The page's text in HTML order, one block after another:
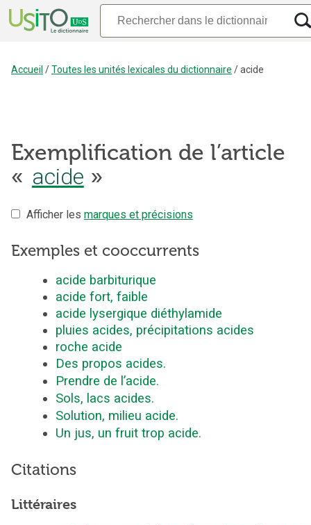
Accueil /Toutes les unités lexicales du dictionnaire /acide
Exemplification de l’article
« acide »
Afficher les marques et précisions
Exemples et cooccurrents
acide barbiturique
acide fort, faible
acide lysergique diéthylamide
pluies acides, précipitations acides
roche acide
Des propos acides.
Prendre de l’acide.
Sols, lacs acides.
Solution, milieu acide.
Un jus, un fruit trop acide.
Citations
Littéraires